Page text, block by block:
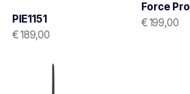
PIE1151
€189,00
Force Pro
€199,00